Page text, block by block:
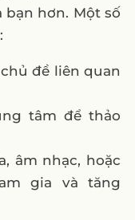
hơn. Một số
đề liên quan
tâm để thảo
âm nhạc, hoặc
gia và tăng